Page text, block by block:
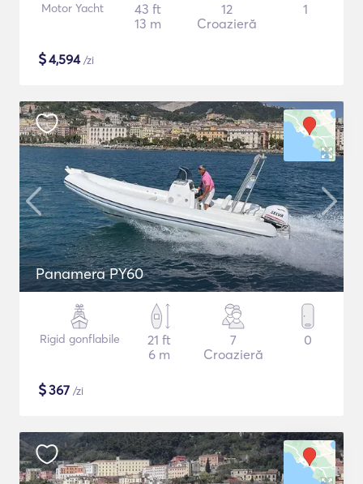
Motor Yacht
43 ft
13 m
12
Croazieră
1
$4,594/zi
Panamera PY60
Rigid gonflabile
21 ft
6 m
7
Croazieră
0
$367 /zi